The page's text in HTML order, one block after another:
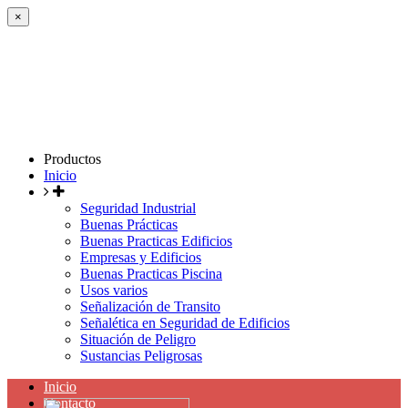
×
Productos
Inicio
Seguridad Industrial
Buenas Prácticas
Buenas Practicas Edificios
Empresas y Edificios
Buenas Practicas Piscina
Usos varios
Señalización de Transito
Señalética en Seguridad de Edificios
Situación de Peligro
Sustancias Peligrosas
Inicio
Contacto